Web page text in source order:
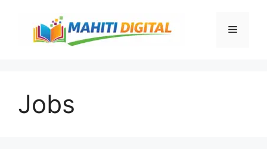
Menu
Jobs